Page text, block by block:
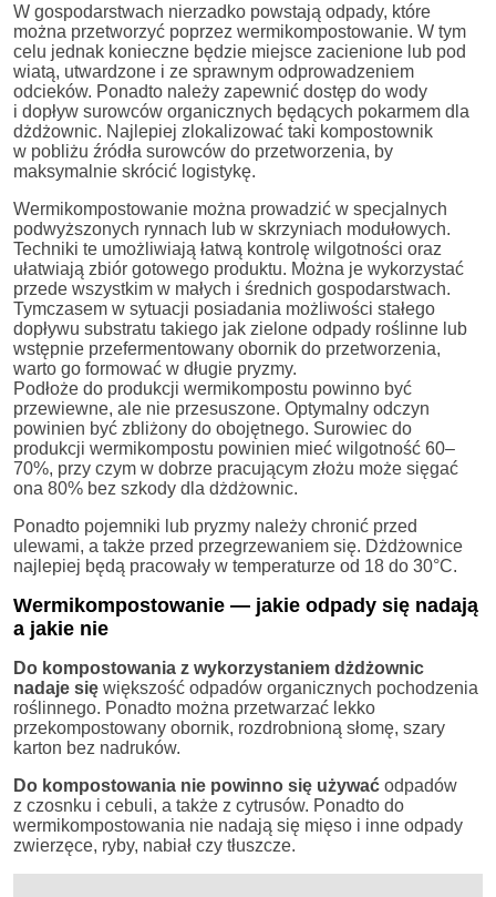
W gospodarstwach nierzadko powstają odpady, które
można przetworzyć poprzez wermikompostowanie. W tym
celu jednak konieczne będzie miejsce zacienione lub pod
wiatą, utwardzone i ze sprawnym odprowadzeniem
odcieków. Ponadto należy zapewnić dostęp do wody
i dopływ surowców organicznych będących pokarmem dla
dżdżownic. Najlepiej zlokalizować taki kompostownik
w pobliżu źródła surowców do przetworzenia, by
maksymalnie skrócić logistykę.
Wermikompostowanie można prowadzić w specjalnych
podwyższonych rynnach lub w skrzyniach modułowych.
Techniki te umożliwiają łatwą kontrolę wilgotności oraz
ułatwiają zbiór gotowego produktu. Można je wykorzystać
przede wszystkim w małych i średnich gospodarstwach.
Tymczasem w sytuacji posiadania możliwości stałego
dopływu substratu takiego jak zielone odpady roślinne lub
wstępnie przefermentowany obornik do przetworzenia,
warto go formować w długie pryzmy.
Podłoże do produkcji wermikompostu powinno być
przewiewne, ale nie przesuszone. Optymalny odczyn
powinien być zbliżony do obojętnego. Surowiec do
produkcji wermikompostu powinien mieć wilgotność 60–
70%, przy czym w dobrze pracującym złożu może sięgać
ona 80% bez szkody dla dżdżownic.
Ponadto pojemniki lub pryzmy należy chronić przed
ulewami, a także przed przegrzewaniem się. Dżdżownice
najlepiej będą pracowały w temperaturze od 18 do 30°C.
Wermikompostowanie — jakie odpady się nadają
a jakie nie
Do kompostowania z wykorzystaniem dżdżownic
nadaje się większość odpadów organicznych pochodzenia
roślinnego. Ponadto można przetwarzać lekko
przekompostowany obornik, rozdrobnioną słomę, szary
karton bez nadruków.
Do kompostowania nie powinno się używać odpadów
z czosnku i cebuli, a także z cytrusów. Ponadto do
wermikompostowania nie nadają się mięso i inne odpady
zwierzęce, ryby, nabiał czy tłuszcze.